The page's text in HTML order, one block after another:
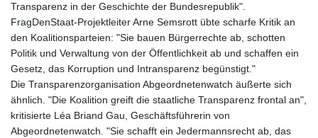
Transparenz in der Geschichte der Bundesrepublik".
FragDenStaat-Projektleiter Arne Semsrott übte scharfe Kritik an
den Koalitionsparteien: "Sie bauen Bürgerrechte ab, schotten
Politik und Verwaltung von der Öffentlichkeit ab und schaffen ein
Gesetz, das Korruption und Intransparenz begünstigt."
Die Transparenzorganisation Abgeordnetenwatch äußerte sich
ähnlich. "Die Koalition greift die staatliche Transparenz frontal an",
kritisierte Léa Briand Gau, Geschäftsführerin von
Abgeordnetenwatch. "Sie schafft ein Jedermannsrecht ab, das